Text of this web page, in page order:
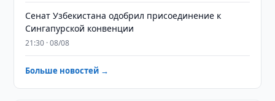
Сенат Узбекистана одобрил присоединение к
Сингапурской конвенции
21:30 · 08/08
Больше новостей →